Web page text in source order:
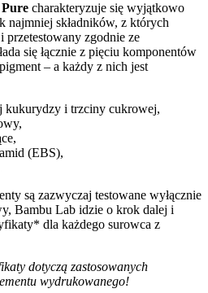
charakteryzuje się wyjątkowo
najmniej składników, z których
przetestowany zgodnie ze
się łącznie z pięciu komponentów
– a każdy z nich jest
kukurydzy i trzciny cukrowej,
(EBS),
są zazwyczaj testowane wyłącznie
Bambu Lab idzie o krok dalej i
dla każdego surowca z
dotyczą zastosowanych
wydrukowanego!